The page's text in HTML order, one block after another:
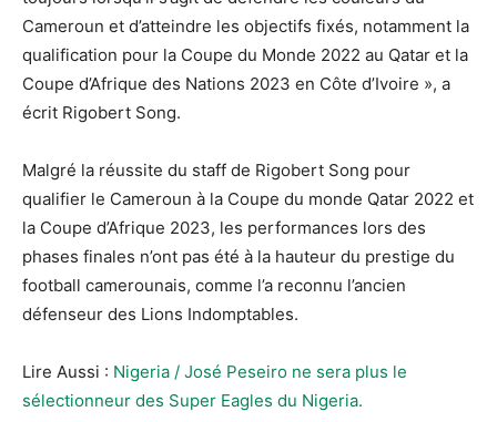
Cameroun et d’atteindre les objectifs fixés, notamment la
qualification pour la Coupe du Monde 2022 au Qatar et la
Coupe d’Afrique des Nations 2023 en Côte d’Ivoire », a
écrit Rigobert Song.
Malgré la réussite du staff de Rigobert Song pour
qualifier le Cameroun à la Coupe du monde Qatar 2022 et
la Coupe d’Afrique 2023, les performances lors des
phases finales n’ont pas été à la hauteur du prestige du
football camerounais, comme l’a reconnu l’ancien
défenseur des Lions Indomptables.
Lire Aussi : Nigeria / José Peseiro ne sera plus le
sélectionneur des Super Eagles du Nigeria.